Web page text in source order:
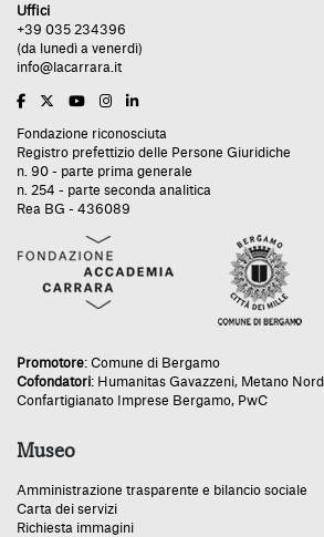
Uffici
+39 035 234396
(da lunedì a venerdì)
info@lacarrara.it
Fondazione riconosciuta
Registro prefettizio delle Persone Giuridiche
n. 90 - parte prima generale
n. 254 - parte seconda analitica
Rea BG - 436089
Promotore: Comune di Bergamo
Cofondatori: Humanitas Gavazzeni, Metano Nord
Confartigianato Imprese Bergamo, PwC
Museo
Amministrazione trasparente e bilancio sociale
Carta dei servizi
Richiesta immagini